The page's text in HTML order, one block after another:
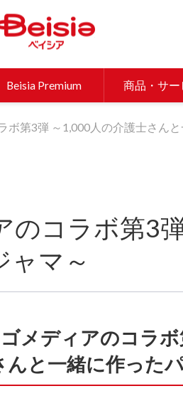
Beisia Premium 商品・サー
ボ第3弾 ～1,000人の介護士さん
コラボ第3
ャマ～
メディアのコラボ
んと一緒に作った